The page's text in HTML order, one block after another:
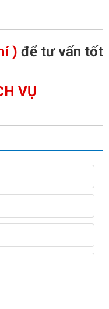
) để tư vấn tốt
VỤ